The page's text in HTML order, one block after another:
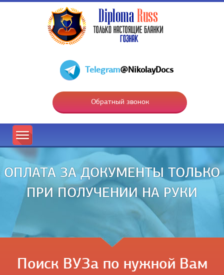
Telegram@NikolayDocs
Обратный звонок
ОПЛАТА ЗА ДОКУМЕНТЫ ТОЛЬКО
ПРИ ПОЛУЧЕНИИ НА РУКИ
Поиск ВУЗа по нужной Вам